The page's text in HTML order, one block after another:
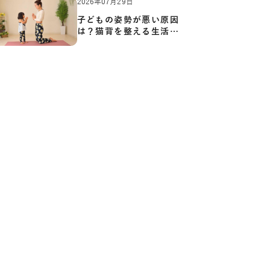
2026年07月29日
子どもの姿勢が悪い原因
は？猫背を整える生活習
慣と…